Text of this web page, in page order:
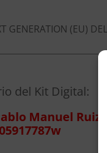
(EU)
del Kit Digital:
Manuel Ruiz
05917787w